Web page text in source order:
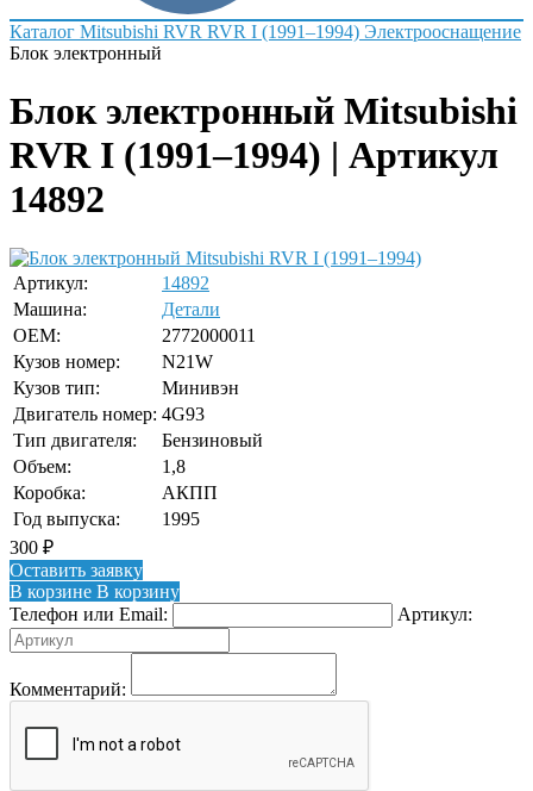
Каталог Mitsubishi RVR RVR I (1991–1994) Электрооснащение
Блок электронный
Блок электронный Mitsubishi
RVR I (1991–1994) | Артикул
14892
Артикул:
14892
Машина:
Детали
OEM:
2772000011
Кузов номер:
N21W
Кузов тип:
Минивэн
Двигатель номер: 4G93
Тип двигателя:
Бензиновый
Объем:
1,8
Коробка:
АКПП
Год выпуска:
1995
300 ₽
Оставить заявку
В корзине В корзину
Телефон или Email:
Артикул:
Комментарий: